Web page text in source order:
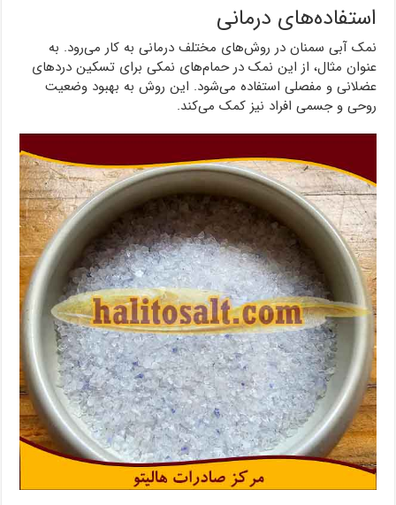
استفاده‌های درمانی
نمک آبی سمنان در روش‌های مختلف درمانی به کار می‌رود. به
عنوان مثال، از این نمک در حمام‌های نمکی برای تسکین دردهای
عضلانی و مفصلی استفاده می‌شود. این روش به بهبود وضعیت
روحی و جسمی افراد نیز کمک می‌کند.